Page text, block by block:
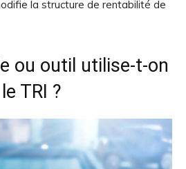
la structure de rentabilité de
ou outil utilise-t-on
TRI ?